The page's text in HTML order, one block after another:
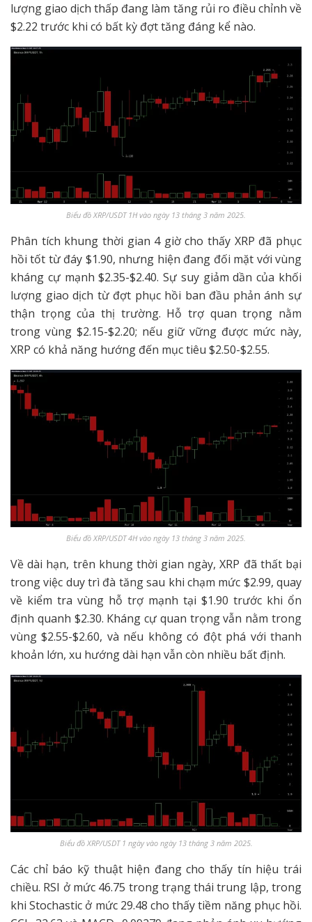
lượng giao dịch thấp đang làm tăng rủi ro điều chỉnh về
$2.22 trước khi có bất kỳ đợt tăng đáng kể nào.
Biểu đồ XRP/USDT 1H vào ngày 13 tháng 3 năm 2025.
Phân tích khung thời gian 4 giờ cho thấy XRP đã phục
hồi tốt từ đáy $1.90, nhưng hiện đang đối mặt với vùng
kháng cự mạnh $2.35-$2.40. Sự suy giảm dần của khối
lượng giao dịch từ đợt phục hồi ban đầu phản ánh sự
thận trọng của thị trường. Hỗ trợ quan trọng nằm
trong vùng $2.15-$2.20; nếu giữ vững được mức này,
XRP có khả năng hướng đến mục tiêu $2.50-$2.55.
Biểu đồ XRP/USDT 4H vào ngày 13 tháng 3 năm 2025.
Về dài hạn, trên khung thời gian ngày, XRP đã thất bại
trong việc duy trì đà tăng sau khi chạm mức $2.99, quay
về kiểm tra vùng hỗ trợ mạnh tại $1.90 trước khi ổn
định quanh $2.30. Kháng cự quan trọng vẫn nằm trong
vùng $2.55-$2.60, và nếu không có đột phá với thanh
khoản lớn, xu hướng dài hạn vẫn còn nhiều bất định.
Biểu đồ XRP/USDT 1 ngày vào ngày 13 tháng 3 năm 2025.
Các chỉ báo kỹ thuật hiện đang cho thấy tín hiệu trái
chiều. RSI ở mức 46.75 trong trạng thái trung lập, trong
khi Stochastic ở mức 29.48 cho thấy tiềm năng phục hồi.